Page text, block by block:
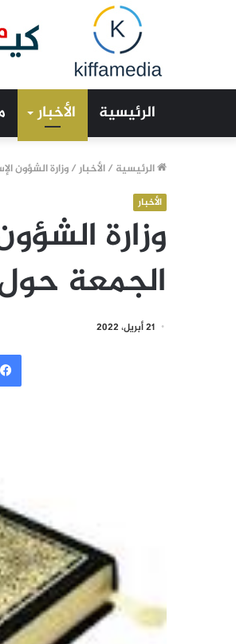
الرئيسية الأخبار
الرئيسية /الأخبار/وزارة الشؤون
الأخبار
وزارة
الجمعة
21 أبريل، 2022